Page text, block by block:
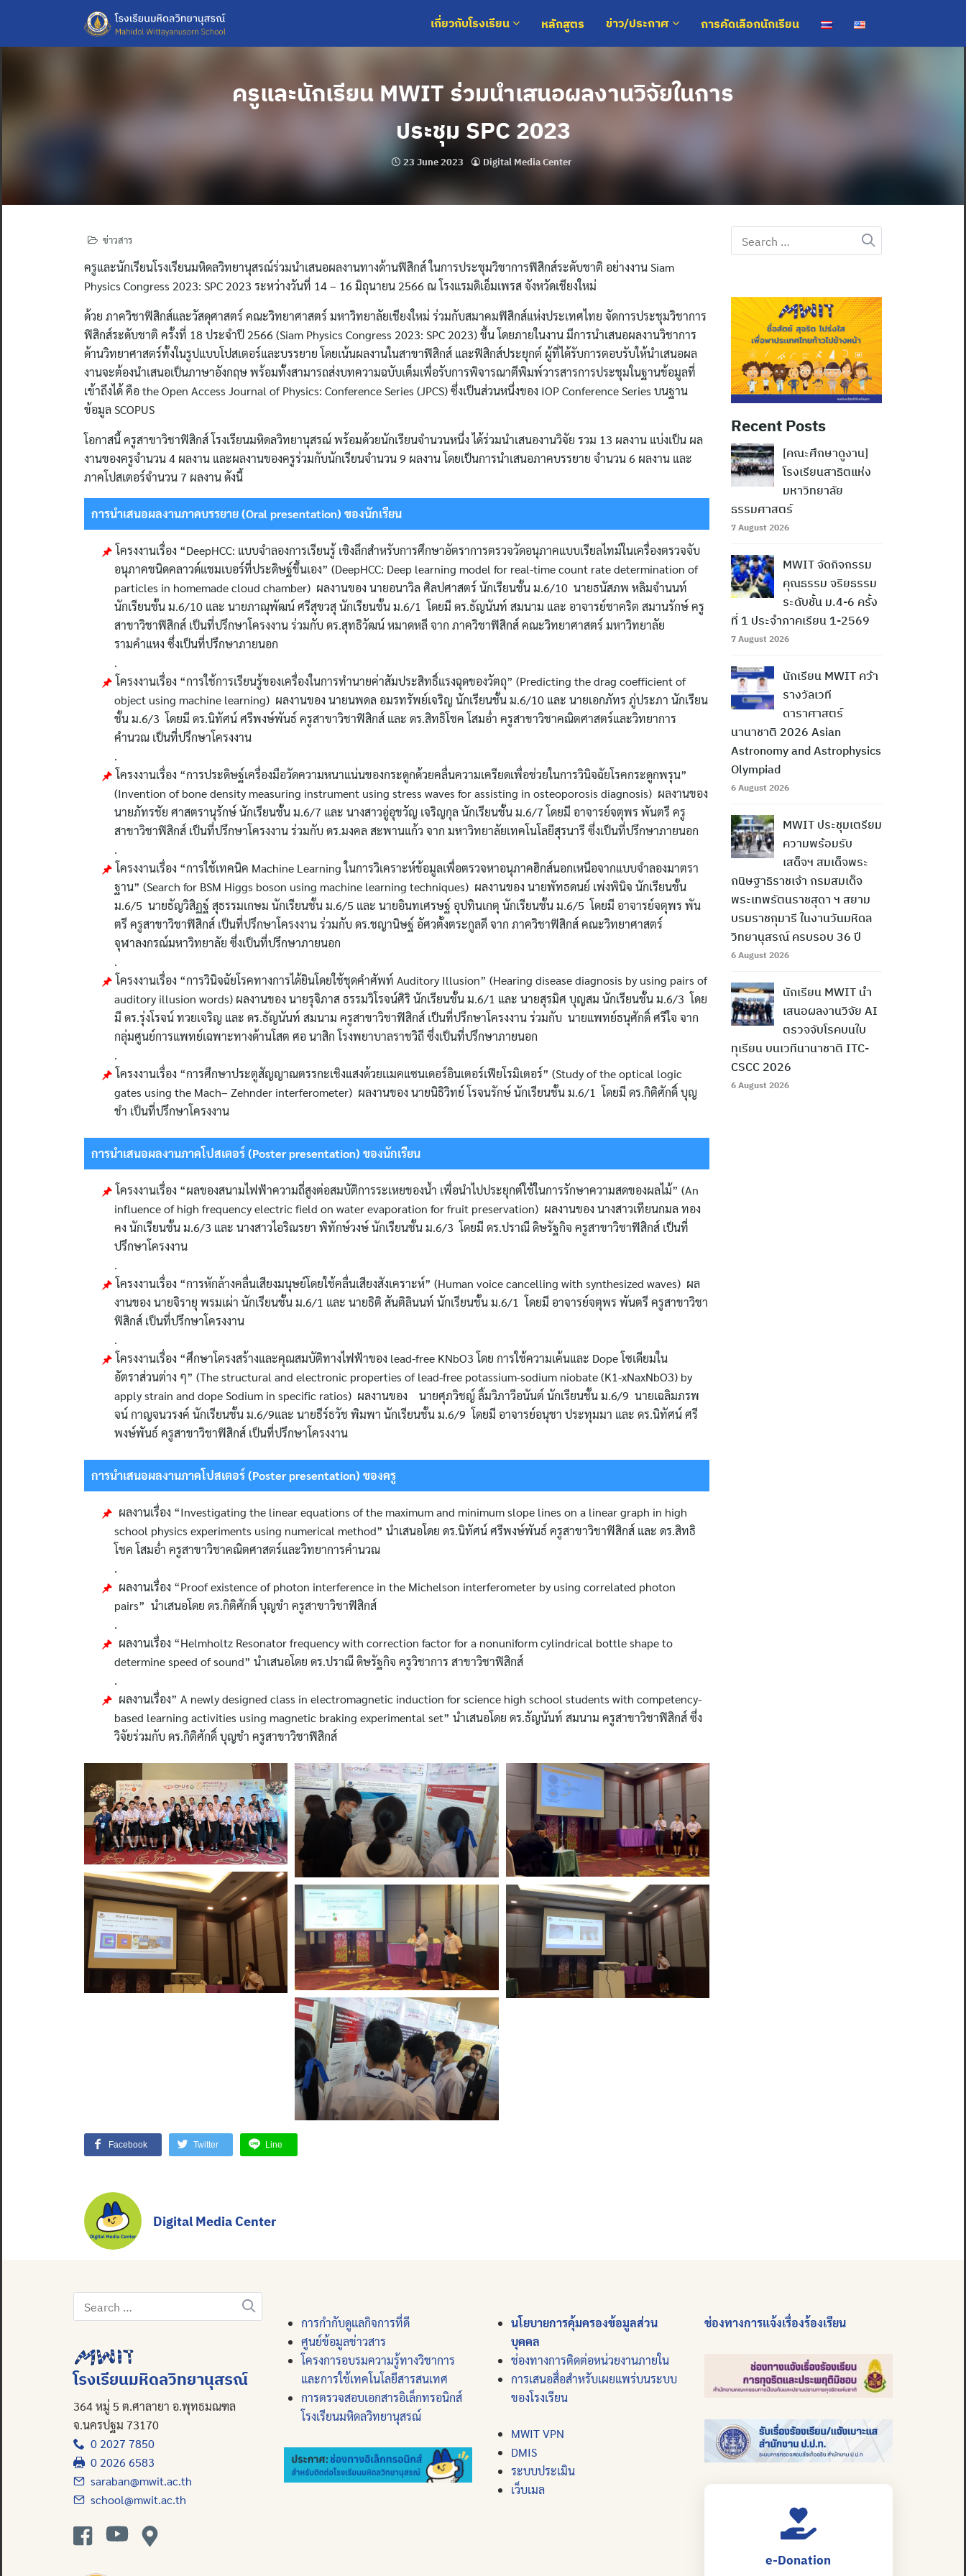
content
เกี่ยวกับโรงเรียน หลักสูตร ข่าว/ประกาศ การคัดเลือกนักเรียน
Search
for:
ครูและนักเรียน MWIT ร่วมนำเสนอผลงานวิจัยในการ
ประชุม SPC 2023
23 June 2023 Digital Media Center
ข่าวสาร
ครูและนักเรียนโรงเรียนมหิดลวิทยานุสรณ์ร่วมนำเสนอผลงานทางด้านฟิสิกส์ ในการประชุมวิชาการฟิสิกส์ระดับชาติ อย่างงาน Siam
Physics Congress 2023: SPC 2023 ระหว่างวันที่ 14 – 16 มิถุนายน 2566 ณ โรงแรมดิเอ็มเพรส จังหวัดเชียงใหม่
ด้วย ภาควิชาฟิสิกส์และวัสดุศาสตร์ คณะวิทยาศาสตร์ มหาวิทยาลัยเชียงใหม่ ร่วมกับสมาคมฟิสิกส์แห่งประเทศไทย จัดการประชุมวิชาการ
ฟิสิกส์ระดับชาติ ครั้งที่ 18 ประจำปี 2566 (Siam Physics Congress 2023: SPC 2023) ขึ้น โดยภายในงาน มีการนำเสนอผลงานวิชาการ
ด้านวิทยาศาสตร์ทั้งในรูปแบบโปสเตอร์และบรรยาย โดยเน้นผลงานในสาขาฟิสิกส์ และฟิสิกส์ประยุกต์ ผู้ที่ได้รับการตอบรับให้นำเสนอผล
งานจะต้องนำเสนอเป็นภาษาอังกฤษ พร้อมทั้งสามารถส่งบทความฉบับเต็มเพื่อรับการพิจารณาตีพิมพ์วารสารการประชุมในฐานข้อมูลที่
เข้าถึงได้ คือ the Open Access Journal of Physics: Conference Series (JPCS) ซึ่งเป็นส่วนหนึ่งของ IOP Conference Series บนฐาน
ข้อมูล SCOPUS
โอกาสนี้ ครูสาขาวิชาฟิสิกส์ โรงเรียนมหิดลวิทยานุสรณ์ พร้อมด้วยนักเรียนจำนวนหนึ่ง ได้ร่วมนำเสนองานวิจัย รวม 13 ผลงาน แบ่งเป็น ผล
งานของครูจำนวน 4 ผลงาน และผลงานของครูร่วมกับนักเรียนจำนวน 9 ผลงาน โดยเป็นการนำเสนอภาคบรรยาย จำนวน 6 ผลงาน และ
ภาคโปสเตอร์จำนวน 7 ผลงาน ดังนี้
การนำเสนอผลงานภาคบรรยาย (Oral presentation) ของนักเรียน
โครงงานเรื่อง “DeepHCC: แบบจำลองการเรียนรู้ เชิงลึกสำหรับการศึกษาอัตราการตรวจวัดอนุภาคแบบเรียลไทม์ในเครื่องตรวจจับ
อนุภาคชนิดคลาวด์แชมเบอร์ที่ประดิษฐ์ขึ้นเอง” (DeepHCC: Deep learning model for real-time count rate determination of
particles in homemade cloud chamber) ผลงานของ นายอนาวิล ศิลปศาสตร์ นักเรียนชั้น ม.6/10 นายธนัสภพ หลิมจำนนท์
นักเรียนชั้น ม.6/10 และ นายภาณุพัฒน์ ศรีสุขวสุ นักเรียนชั้น ม.6/1 โดยมี ดร.ธัญนันท์ สมนาม และ อาจารย์ชาคริต สมานรักษ์ ครู
สาขาวิชาฟิสิกส์ เป็นที่ปรึกษาโครงงาน ร่วมกับ ดร.สุทธิวัฒน์ หมาดหลี จาก ภาควิชาฟิสิกส์ คณะวิทยาศาสตร์ มหาวิทยาลัย
รามคำแหง ซึ่งเป็นที่ปรึกษาภายนอก
.
โครงงานเรื่อง “การใช้การเรียนรู้ของเครื่องในการทำนายค่าสัมประสิทธิ์แรงฉุดของวัตถุ” (Predicting the drag coefficient of
object using machine learning) ผลงานของ นายนพดล อมรทรัพย์เจริญ นักเรียนชั้น ม.6/10 และ นายเอกภัทร ภู่ประภา นักเรียน
ชั้น ม.6/3 โดยมี ดร.นิทัศน์ ศรีพงษ์พันธ์ ครูสาขาวิชาฟิสิกส์ และ ดร.สิทธิโชค โสมอ่ำ ครูสาขาวิชาคณิตศาสตร์และวิทยาการ
คำนวณ เป็นที่ปรึกษาโครงงาน
.
โครงงานเรื่อง “การประดิษฐ์เครื่องมือวัดความหนาแน่นของกระดูกด้วยคลื่นความเครียดเพื่อช่วยในการวินิจฉัยโรคกระดูกพรุน”
(Invention of bone density measuring instrument using stress waves for assisting in osteoporosis diagnosis) ผลงานของ
นายภัทรชัย ศาสตรานุรักษ์ นักเรียนชั้น ม.6/7 และ นางสาวอู่อุขวัญ เจริญกุล นักเรียนชั้น ม.6/7 โดยมี อาจารย์จตุพร พันตรี ครู
สาขาวิชาฟิสิกส์ เป็นที่ปรึกษาโครงงาน ร่วมกับ ดร.มงคล สะพานแก้ว จาก มหาวิทยาลัยเทคโนโลยีสุรนารี ซึ่งเป็นที่ปรึกษาภายนอก
.
โครงงานเรื่อง “การใช้เทคนิค Machine Learning ในการวิเคราะห์ข้อมูลเพื่อตรวจหาอนุภาคฮิกส์นอกเหนือจากแบบจำลองมาตรา
ฐาน” (Search for BSM Higgs boson using machine learning techniques) ผลงานของ นายพัทธดนย์ เพ่งพินิจ นักเรียนชั้น
ม.6/5 นายธัญวิสิฏฐ์ สุธรรมเกษม นักเรียนชั้น ม.6/5 และ นายอินทเศรษฐ์ อุปทินเกตุ นักเรียนชั้น ม.6/5 โดยมี อาจารย์จตุพร พัน
ตรี ครูสาขาวิชาฟิสิกส์ เป็นที่ปรึกษาโครงงาน ร่วมกับ ดร.ชญานิษฐ์ อัศวตั้งตระกูลดี จาก ภาควิชาฟิสิกส์ คณะวิทยาศาสตร์
จุฬาลงกรณ์มหาวิทยาลัย ซึ่งเป็นที่ปรึกษาภายนอก
.
โครงงานเรื่อง “การวินิจฉัยโรคทางการได้ยินโดยใช้ชุดคำศัพท์ Auditory Illusion” (Hearing disease diagnosis by using pairs of
auditory illusion words) ผลงานของ นายรุจิภาส ธรรมวิโรจน์ศิริ นักเรียนชั้น ม.6/1 และ นายสุรมิศ บุญสม นักเรียนชั้น ม.6/3 โดย
มี ดร.รุ่งโรจน์ ทวยเจริญ และ ดร.ธัญนันท์ สมนาม ครูสาขาวิชาฟิสิกส์ เป็นที่ปรึกษาโครงงาน ร่วมกับ นายแพทย์ธนุศักดิ์ ศรีใจ จาก
กลุ่มศูนย์การแพทย์เฉพาะทางด้านโสต ศอ นาสิก โรงพยาบาลราชวิถี ซึ่งเป็นที่ปรึกษาภายนอก
.
โครงงานเรื่อง “การศึกษาประตูสัญญาณตรรกะเชิงแสงด้วยเเมคแซนเดอร์อินเตอร์เฟียโรมิเตอร์” (Study of the optical logic
gates using the Mach– Zehnder interferometer) ผลงานของ นายนิธิวิทย์ โรจนรักษ์ นักเรียนชั้น ม.6/1 โดยมี ดร.กิติศักดิ์ บุญ
ขำ เป็นที่ปรึกษาโครงงาน
การนำเสนอผลงานภาคโปสเตอร์ (Poster presentation) ของนักเรียน
โครงงานเรื่อง “ผลของสนามไฟฟ้าความถี่สูงต่อสมบัติการระเหยของน้ำ เพื่อนำไปประยุกต์ใช้ในการรักษาความสดของผลไม้” (An
influence of high frequency electric field on water evaporation for fruit preservation) ผลงานของ นางสาวเทียนกมล ทอง
คง นักเรียนชั้น ม.6/3 และ นางสาวไอริณรยา พิทักษ์วงษ์ นักเรียนชั้น ม.6/3 โดยมี ดร.ปราณี ดิษรัฐกิจ ครูสาขาวิชาฟิสิกส์ เป็นที่
ปรึกษาโครงงาน
.
โครงงานเรื่อง “การหักล้างคลื่นเสียงมนุษย์โดยใช้คลื่นเสียงสังเคราะห์” (Human voice cancelling with synthesized waves) ผล
งานของ นายจิรายุ พรมเผ่า นักเรียนชั้น ม.6/1 และ นายธิติ สันติลินนท์ นักเรียนชั้น ม.6/1 โดยมี อาจารย์จตุพร พันตรี ครูสาขาวิชา
ฟิสิกส์ เป็นที่ปรึกษาโครงงาน
.
โครงงานเรื่อง “ศึกษาโครงสร้างและคุณสมบัติทางไฟฟ้าของ lead-free KNbO3 โดย การใช้ความเค้นและ Dope โซเดียมใน
อัตราส่วนต่าง ๆ” (The structural and electronic properties of lead-free potassium-sodium niobate (K1-xNaxNbO3) by
apply strain and dope Sodium in specific ratios) ผลงานของ นายศุภวิชญ์ ลิ้มวิภาวีอนันต์ นักเรียนชั้น ม.6/9 นายเฉลิมภรพ
จน์ กาญจนวรงค์ นักเรียนชั้น ม.6/9และ นายธีร์ธวัช พิมพา นักเรียนชั้น ม.6/9 โดยมี อาจารย์อนุชา ประทุมมา และ ดร.นิทัศน์ ศรี
พงษ์พันธ์ ครูสาขาวิชาฟิสิกส์ เป็นที่ปรึกษาโครงงาน
การนำเสนอผลงานภาคโปสเตอร์(Poster presentation) ของครู
ผลงานเรื่อง “Investigating the linear equations of the maximum and minimum slope lines on a linear graph in high
school physics experiments using numerical method” นำเสนอโดย ดร.นิทัศน์ ศรีพงษ์พันธ์ ครูสาขาวิชาฟิสิกส์ และ ดร.สิทธิ
โชค โสมอ่ำ ครูสาขาวิชาคณิตศาสตร์และวิทยาการคำนวณ
.
ผลงานเรื่อง “Proof existence of photon interference in the Michelson interferometer by using correlated photon
pairs” นำเสนอโดย ดร.กิติศักดิ์ บุญขำ ครูสาขาวิชาฟิสิกส์
.
ผลงานเรื่อง “Helmholtz Resonator frequency with correction factor for a nonuniform cylindrical bottle shape to
determine speed of sound” นำเสนอโดย ดร.ปราณี ดิษรัฐกิจ ครูวิชาการ สาขาวิชาฟิสิกส์
.
ผลงานเรื่อง” A newly designed class in electromagnetic induction for science high school students with competency-
based learning activities using magnetic braking experimental set” นำเสนอโดย ดร.ธัญนันท์ สมนาม ครูสาขาวิชาฟิสิกส์ ซึ่ง
วิจัยร่วมกับ ดร.กิติศักดิ์ บุญขำ ครูสาขาวิชาฟิสิกส์
Facebook Twitter Line
Digital Media Center
Search
for:
Recent Posts
[คณะศึกษาดูงาน]
โรงเรียนสาธิตแห่ง
มหาวิทยาลัย
ธรรมศาสตร์
7 August 2026
MWIT จัดกิจกรรม
คุณธรรม จริยธรรม
ระดับชั้น ม.4-6 ครั้ง
ที่ 1 ประจำภาคเรียน 1-2569
7 August 2026
นักเรียน MWIT คว้า
รางวัลเวที
ดาราศาสตร์
นานาชาติ 2026 Asian
Astronomy and Astrophysics
Olympiad
6 August 2026
MWIT ประชุมเตรียม
ความพร้อมรับ
เสด็จฯ สมเด็จพระ
กนิษฐาธิราชเจ้า กรมสมเด็จ
พระเทพรัตนราชสุดา ฯ สยาม
บรมราชกุมารี ในงานวันมหิดล
วิทยานุสรณ์ ครบรอบ 36 ปี
6 August 2026
นักเรียน MWIT นำ
เสนอผลงานวิจัย AI
ตรวจจับโรคบนใบ
ทุเรียน บนเวทีนานาชาติ ITC-
CSCC 2026
6 August 2026
Search
for:
โรงเรียนมหิดลวิทยานุสรณ์
364 หมู่ 5 ต.ศาลายา อ.พุทธมณฑล
จ.นครปฐม 73170
0 2027 7850
0 2026 6583
saraban@mwit.ac.th
school@mwit.ac.th
การกำกับดูแลกิจการที่ดี
ศูนย์ข้อมูลข่าวสาร
โครงการอบรมความรู้ทางวิชาการ
และการใช้เทคโนโลยีสารสนเทศ
การตรวจสอบเอกสารอิเล็กทรอนิกส์
โรงเรียนมหิดลวิทยานุสรณ์
นโยบายการคุ้มครองข้อมูลส่วน
บุคคล
ช่องทางการติดต่อหน่วยงานภายใน
การเสนอสื่อสำหรับเผยแพร่บนระบบ
ของโรงเรียน
MWIT VPN
DMIS
ระบบประเมิน
เว็บเมล
ช่องทางการแจ้งเรื่องร้องเรียน
e-Donation